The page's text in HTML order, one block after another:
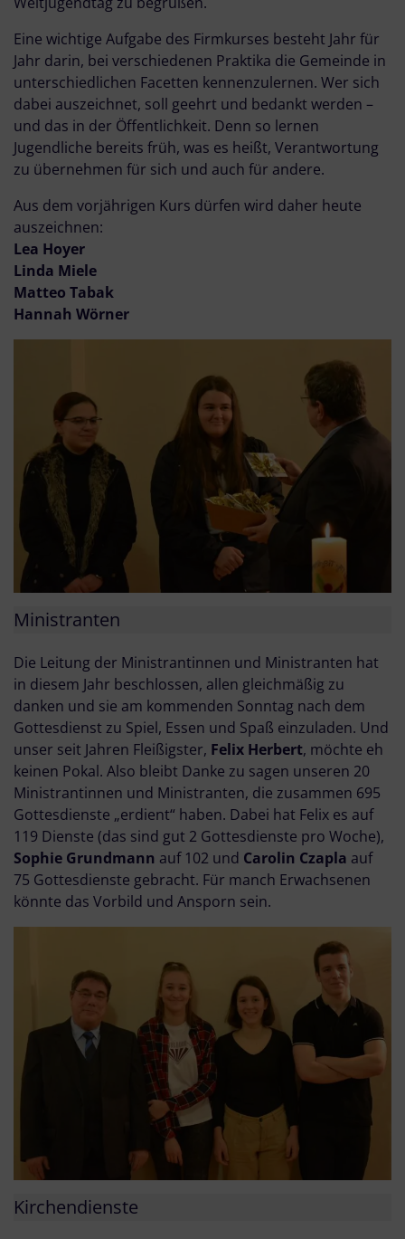
Eine wichtige Aufgabe des Firmkurses besteht Jahr für
Jahr darin, bei verschiedenen Praktika die Gemeinde in
unterschiedlichen Facetten kennenzulernen. Wer sich
dabei auszeichnet, soll geehrt und bedankt werden –
und das in der Öffentlichkeit. Denn so lernen
Jugendliche bereits früh, was es heißt, Verantwortung
zu übernehmen für sich und auch für andere.
Aus dem vorjährigen Kurs dürfen wird daher heute
auszeichnen:
Lea Hoyer
Linda Miele
Matteo Tabak
Hannah Wörner
Ministranten
Die Leitung der Ministrantinnen und Ministranten hat
in diesem Jahr beschlossen, allen gleichmäßig zu
danken und sie am kommenden Sonntag nach dem
Gottesdienst zu Spiel, Essen und Spaß einzuladen. Und
unser seit Jahren Fleißigster, Felix Herbert, möchte eh
keinen Pokal. Also bleibt Danke zu sagen unseren 20
Ministrantinnen und Ministranten, die zusammen 695
Gottesdienste „erdient“ haben. Dabei hat Felix es auf
119 Dienste (das sind gut 2 Gottesdienste pro Woche),
Sophie Grundmann auf 102 und Carolin Czapla auf
75 Gottesdienste gebracht. Für manch Erwachsenen
könnte das Vorbild und Ansporn sein.
Kirchendienste